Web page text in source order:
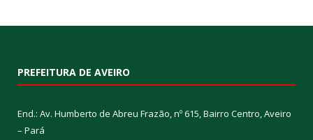
PREFEITURA DE AVEIRO
End.: Av. Humberto de Abreu Frazão, nº 615, Bairro Centro, Aveiro
– Pará